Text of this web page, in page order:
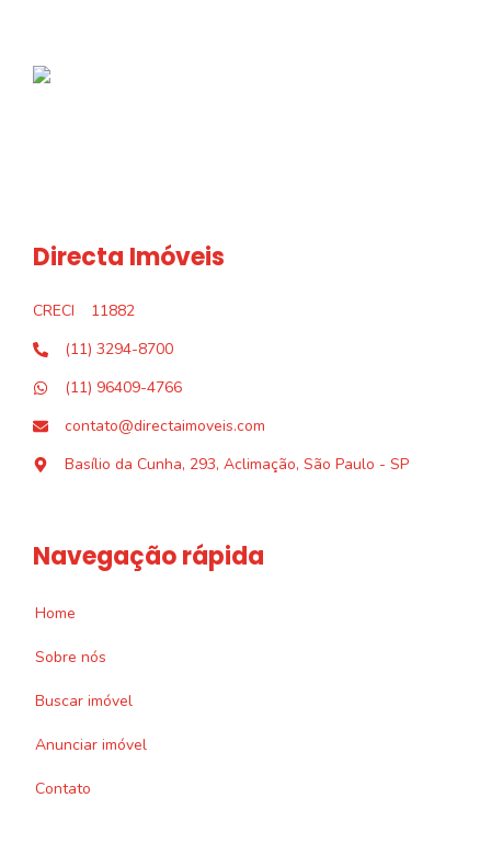
Directa Imóveis
CRECI
11882
(11) 3294-8700
(11) 96409-4766
contato@directaimoveis.com
Basílio da Cunha, 293, Aclimação, São Paulo - SP
Navegação rápida
Home
Sobre nós
Buscar imóvel
Anunciar imóvel
Contato